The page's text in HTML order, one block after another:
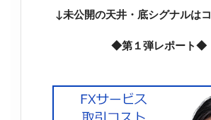
↓未公開の天井・底シグナルは
◆第１弾レポート◆